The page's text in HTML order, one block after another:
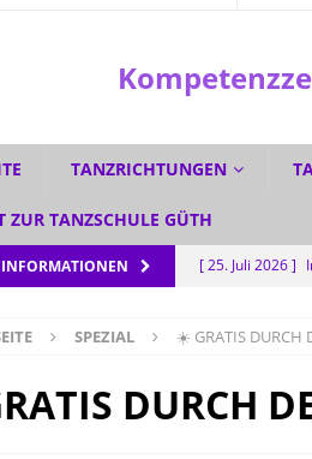
TANZRICHTUNGEN
ZUR TANZSCHULE GÜTH
[ 25. Juli 2026 ]
[ 3. Juni 2026 ]
[ 5. Mai 2026 ]
SPEZIAL ☀️ GRATIS DURCH
DURCH